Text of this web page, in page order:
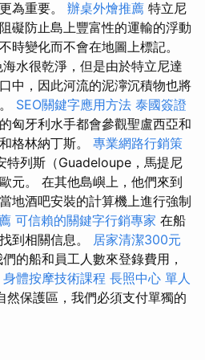
為重要。 辦桌外燴推薦 特立尼
礙防止島上豐富性的運輸的浮動
時變化而不會在地圖上標記。
水很乾淨，但是由於特立尼達
中，因此河流的泥濘沉積物也將
SEO關鍵字應用方法 泰國簽證
匈牙利水手都會參觀聖盧西亞和
格林納丁斯。 專業網路行銷策
特列斯（Guadeloupe，馬提尼
元。 在其他島嶼上，他們來到
地酒吧安裝的計算機上進行強制
可信賴的關鍵字行銷專家 在船
到相關信息。 居家清潔300元
的船和員工人數來登錄費用，
身體按摩技術課程 長照中心 單人
然保護區，我們必須支付單獨的